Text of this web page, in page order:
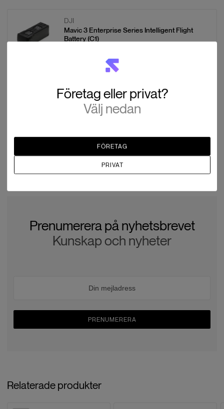
DJI
Mavic 3 Enterprise Series Intelligent Flight
Battery (C1)
Drönarkartering i stadsmiljö – Lagar och regler
Checklista för drönarflygning
DJI Mavic 3E vs. Matrice 4E: Är det värt att uppgradera?
Prenumerera på nyhetsbrevet
Kunskap och nyheter
PRENUMERERA
Relaterade produkter
Företag eller privat?
Välj nedan
FÖRETAG
PRIVAT